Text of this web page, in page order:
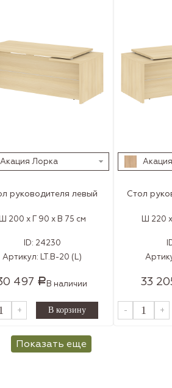
Акация Лорка
руководителя левый
Ш 200 x Г 90 x В 75 см
ID: 24230
Артикул: LT.В-20 (L)
497 Р В наличии
+
Стол
Ш 220
33
- +
Показать еще